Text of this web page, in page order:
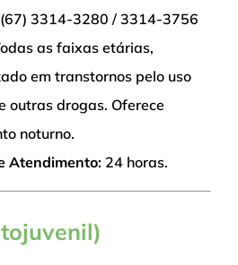
(67) 3314-3280 / 3314-3756
as faixas etárias,
em transtornos pelo uso
outras drogas. Oferece
noturno.
Atendimento: 24 horas.